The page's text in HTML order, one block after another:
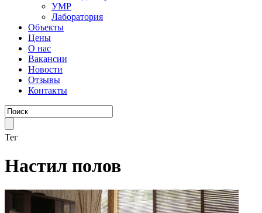
УМР
Лаборатория
Объекты
Цены
О нас
Вакансии
Новости
Отзывы
Контакты
Тег
Настил полов